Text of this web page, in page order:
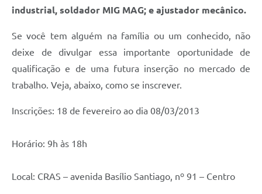
Projetos
Contas Públicas
Serviços Online
Telefones Úteis
industrial, soldador MIG MAG; e ajustador mecânico.
Se você tem alguém na família ou um conhecido, não
deixe de divulgar essa importante oportunidade de
qualificação e de uma futura inserção no mercado de
trabalho. Veja, abaixo, como se inscrever.
Inscrições: 18 de fevereiro ao dia 08/03/2013
Horário: 9h às 18h
Local: CRAS – avenida Basílio Santiago, nº 91 – Centro